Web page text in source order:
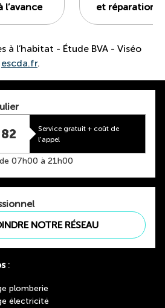
l’avance
et réparation
à l’habitat - Étude BVA - Viséo
escda.fr.
Service gratuit + coût de
l'appel
07h00 à 21h00
NOTRE RÉSEAU
:
plomberie
électricité